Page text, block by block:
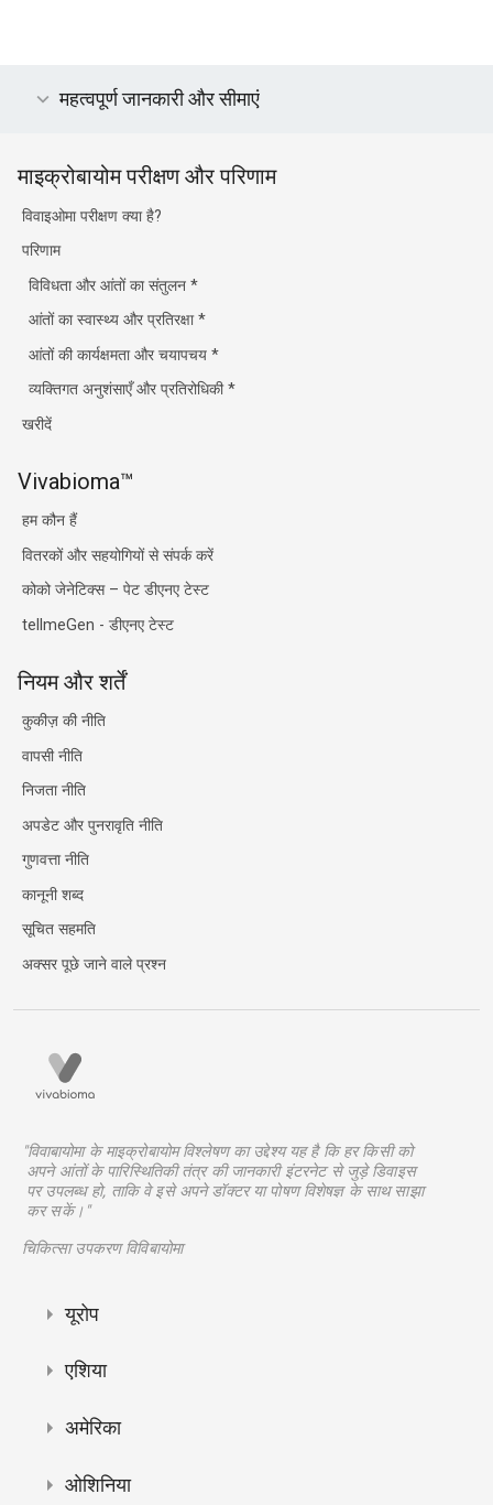
महत्वपूर्ण जानकारी और सीमाएं
माइक्रोबायोम परीक्षण और परिणाम
विवाइओमा परीक्षण क्या है?
परिणाम
विविधता और आंतों का संतुलन*
आंतों का स्वास्थ्य और प्रतिरक्षा*
आंतों की कार्यक्षमता और चयापचय*
व्यक्तिगत अनुशंसाएँ और प्रतिरोधिकी*
खरीदें
Vivabioma™
हम कौन हैं
वितरकों और सहयोगियों से संपर्क करें
कोको जेनेटिक्स – पेट डीएनए टेस्ट
tellmeGen - डीएनए टेस्ट
नियम और शर्तें
कुकीज़ की नीति
वापसी नीति
निजता नीति
अपडेट और पुनरावृति नीति
गुणवत्ता नीति
कानूनी शब्द
सूचित सहमति
अक्सर पूछे जाने वाले प्रश्न
"विवाबायोमा के माइक्रोबायोम विश्लेषण का उद्देश्य यह है कि हर किसी को
अपने आंतों के पारिस्थितिकी तंत्र की जानकारी इंटरनेट से जुड़े डिवाइस
पर उपलब्ध हो, ताकि वे इसे अपने डॉक्टर या पोषण विशेषज्ञ के साथ साझा
कर सकें।"
चिकित्सा उपकरण विविबायोमा
यूरोप
एशिया
अमेरिका
ओशिनिया